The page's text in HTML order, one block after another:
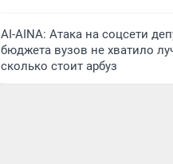
AI-AINA: Атака на соцсети
бюджета вузов не хватило
сколько стоит арбуз